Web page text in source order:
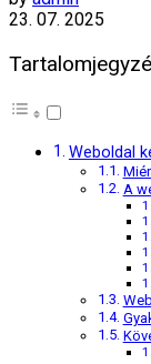
23. 07. 2025
Weboldal
A